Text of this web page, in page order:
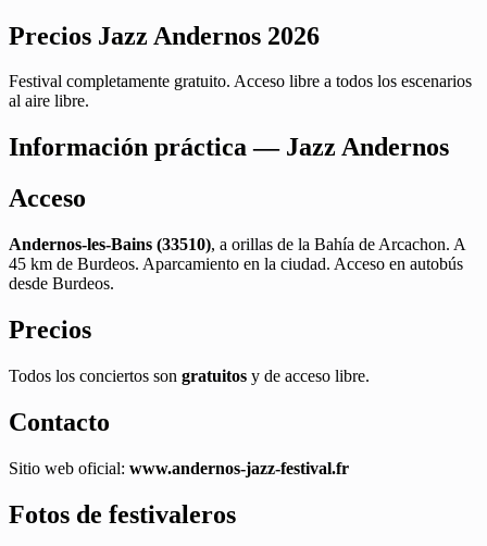
Precios Jazz Andernos 2026
Festival completamente gratuito. Acceso libre a todos los escenarios
al aire libre.
Información práctica — Jazz Andernos
Acceso
Andernos-les-Bains (33510), a orillas de la Bahía de Arcachon. A
45 km de Burdeos. Aparcamiento en la ciudad. Acceso en autobús
desde Burdeos.
Precios
Todos los conciertos son gratuitos y de acceso libre.
Contacto
Sitio web oficial: www.andernos-jazz-festival.fr
Fotos de festivaleros